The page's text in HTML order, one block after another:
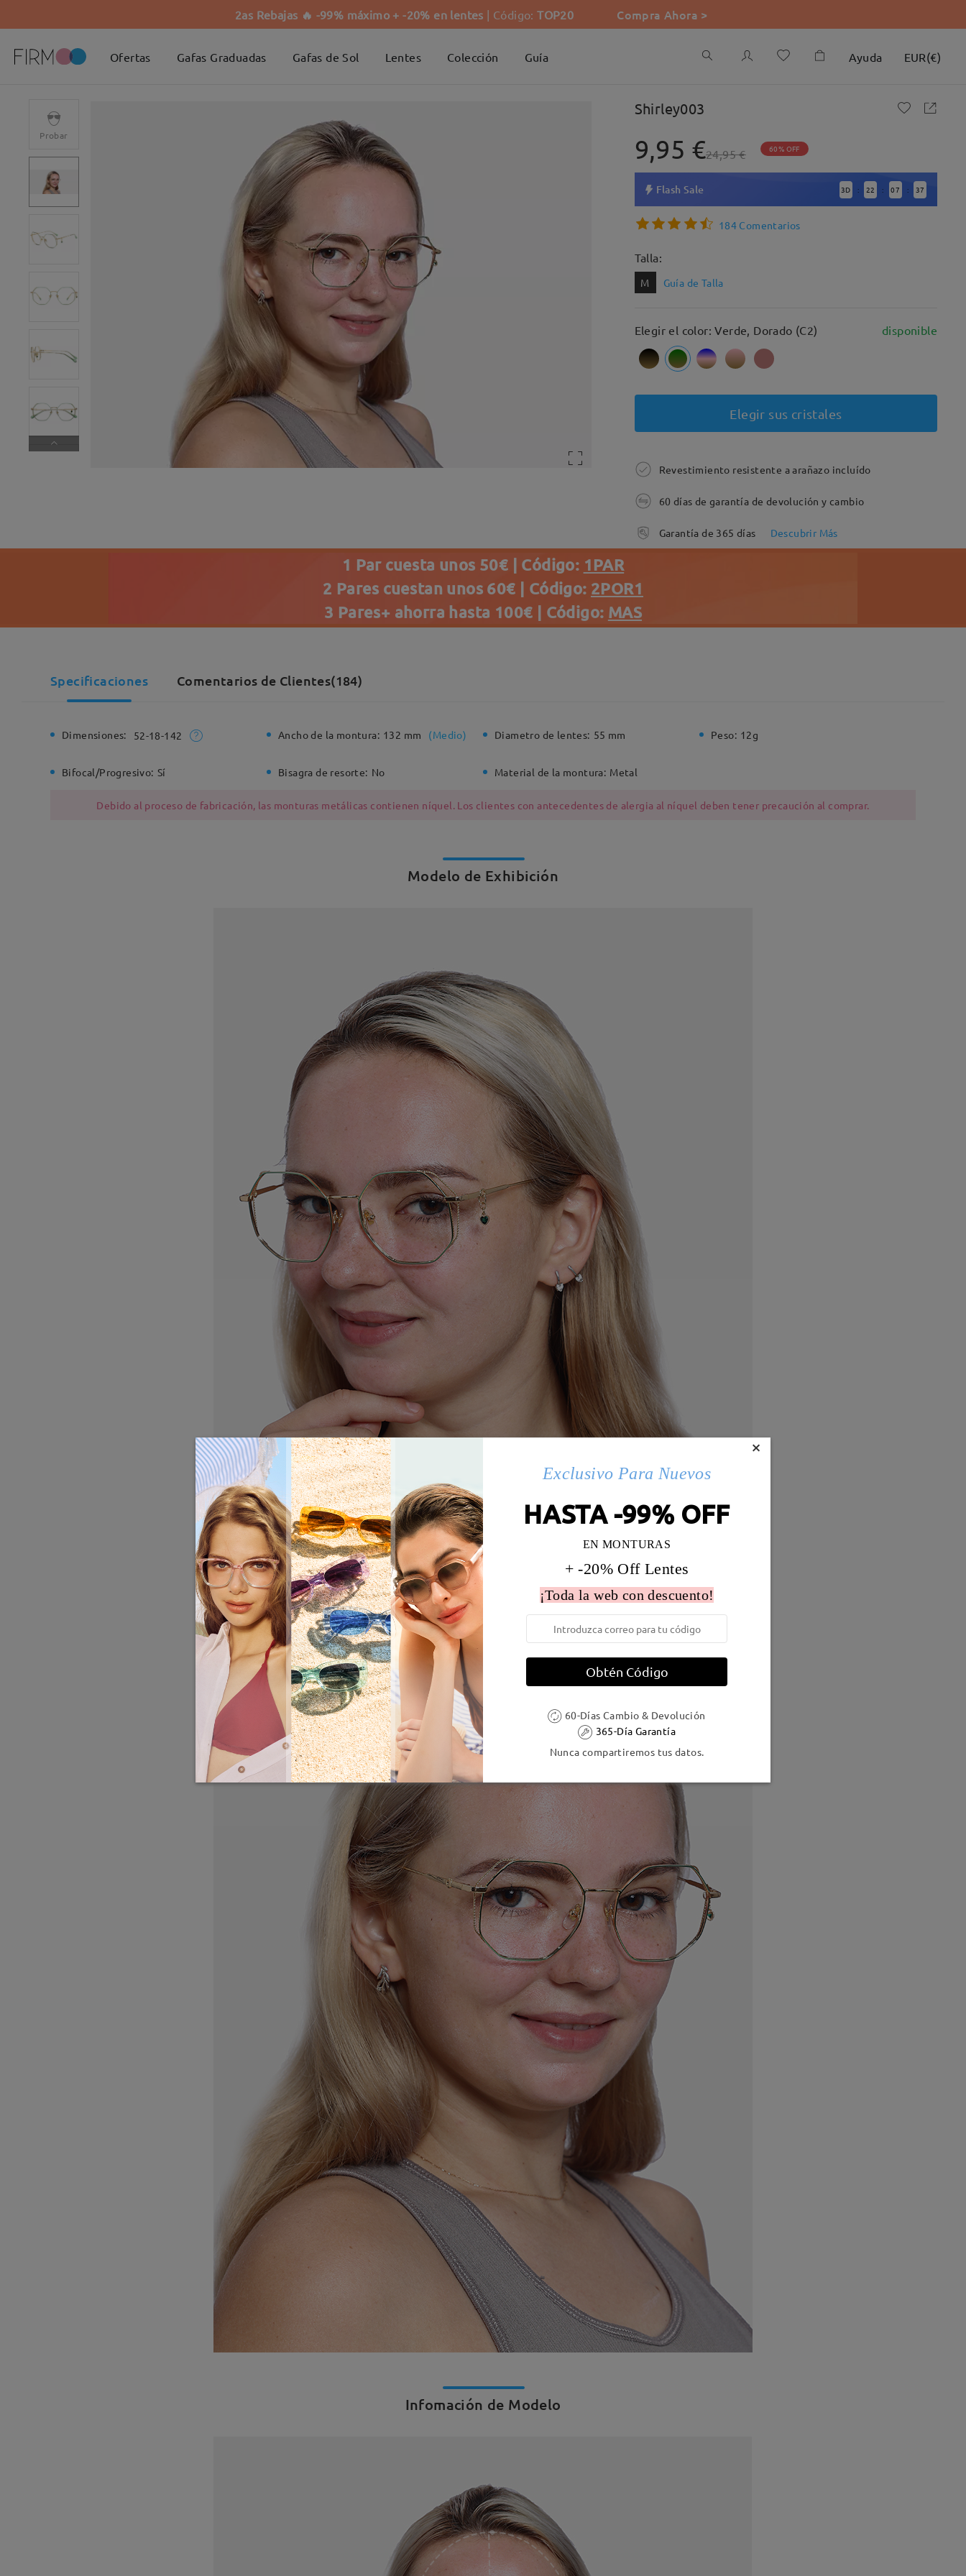
2as Rebajas 🔥 -99% máximo + -20% en lentes | Código:TOP20 Compra Ahora >
Ofertas Gafas Graduadas Gafas de Sol Lentes Colección Guía Ayuda EUR(€)
Probar
Shirley003
9,95 €24,95 € 60% OFF
Flash Sale 3D : 22 : 07 : 35
184 Comentarios
Talla:
M Guía de Talla
Elegir el color: Verde, Dorado (C2) disponible
Elegir sus cristales
Revestimiento resistente a arañazo incluído
60 días de garantía de devolución y cambio
Garantía de 365 días Descubrir Más
1 Par cuesta unos 50€ | Código: 1PAR
2 Pares cuestan unos 60€ | Código: 2POR1
3 Pares+ ahorra hasta 100€ | Código: MAS
Specificaciones Comentarios de Clientes(184)
Dimensiones: 52-18-142 Ancho de la montura: 132 mm (Medio) Diametro de lentes: 55 mm Peso: 12g
Bifocal/Progresivo: Sí Bisagra de resorte: No Material de la montura: Metal
Debido al proceso de fabricación, las monturas metálicas contienen níquel. Los clientes con antecedentes de alergia al níquel deben tener precaución al comprar.
Modelo de Exhibición
Infomación de Modelo
×
Exclusivo Para Nuevos
HASTA -99% OFF
EN MONTURAS
+ -20% Off Lentes
¡Toda la web con descuento!
Obtén Código
60-Días Cambio & Devolución
365-Día Garantía
Nunca compartiremos tus datos.